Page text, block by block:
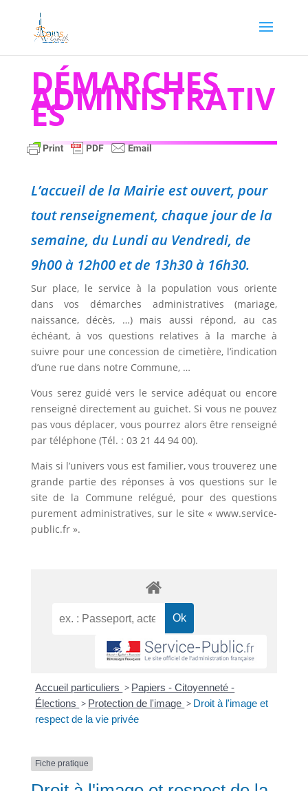
DÉMARCHES
ADMINISTRATIV
ES
L’accueil de la Mairie est ouvert, pour
tout renseignement, chaque jour de la
semaine, du Lundi au Vendredi, de
9h00 à 12h00 et de 13h30 à 16h30.
Sur place, le service à la population vous oriente
dans vos démarches administratives (mariage,
naissance, décès, …) mais aussi répond, au cas
échéant, à vos questions relatives à la marche à
suivre pour une concession de cimetière, l’indication
d’une rue dans notre Commune, …
Vous serez guidé vers le service adéquat ou encore
renseigné directement au guichet. Si vous ne pouvez
pas vous déplacer, vous pourrez alors être renseigné
par téléphone (Tél. : 03 21 44 94 00).
Mais si l’univers vous est familier, vous trouverez une
grande partie des réponses à vos questions sur le
site de la Commune relégué, pour des questions
purement administratives, sur le site « www.service-
public.fr ».
Accueil particuliers > Papiers - Citoyenneté -
Élections > Protection de l'image > Droit à l'image et
respect de la vie privée
Fiche pratique